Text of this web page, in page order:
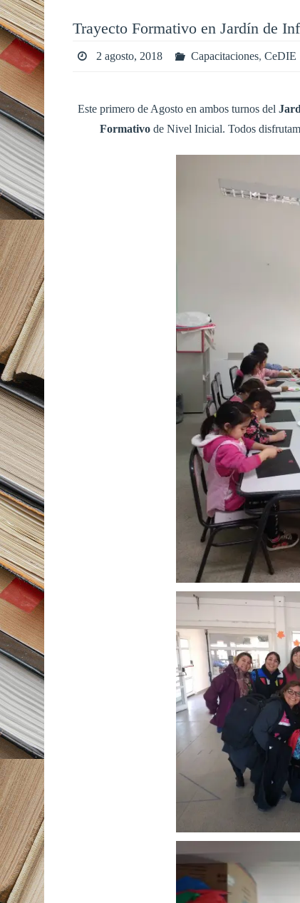
Trayecto Formativo en Jardín de
2 agosto, 2018 Capacitaciones, CeDIE
Este primero de Agosto en ambos turnos del
Formativo de Nivel Inicial. Todos